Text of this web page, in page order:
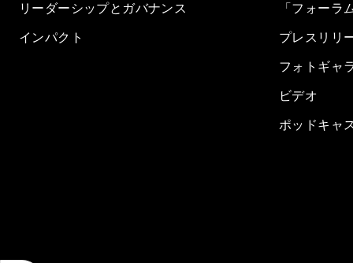
リーダーシップとガバナンス
インパクト
「フォーラ
プレスリリ
フォトギャ
ビデオ
ポッドキャ